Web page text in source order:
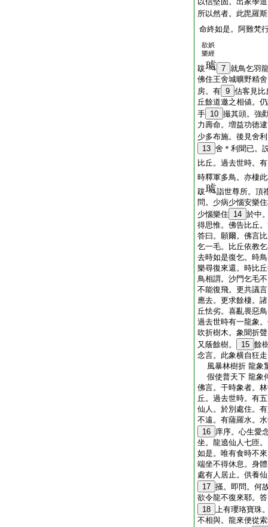
所以然者。此毘羅
命終如是。阿難梵
欲娯
樂經
跋 7 就鳥乞羽
佛住王舍城曠野精
房。有 9 估客見比
丘餘道邀之相値。
手 10 撮其頭。強
力壽命。増益功徳
少多布施。後見舍
13 舍＊利聞已。
比丘。過去世時。
時釋軍多鳥。亦棲
跋
詣世尊所。頂
問。少病少惱安樂
少惱樂住
14 於中
得思惟。佛告比丘
答曰。願爾。佛言
乞一毛。比丘依教
去時如是復乞。時
樂尋復來還。時比
鳥相謂。沙門乞毛
不能復飛。更共議
應去。更求餘棲。
丘怯劣。喜亂畏惡
過去世時有一龍象
吹折樹木。象聞折
又蔭餘樹。
15 餘
念言。此象横自狂
風暴林樹折 龍象
假使普天下 龍象
佛言。干時象者。
丘。過去世時。有
仙人。於別處住。
不遠。有薩羅水。
16 庠序。心生愛
坐。龍遶仙人七匝
如是。唯有食時不
端坐不得休息。身
處有人居止。供養
17 掻。即問。何
欲令龍不復來耶。
18 上有瓔珞寶珠
不相與。龍來便從